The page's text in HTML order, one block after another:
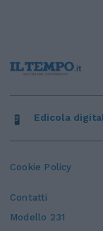
Cookie Policy
Contatti
Modello 231
Edicola